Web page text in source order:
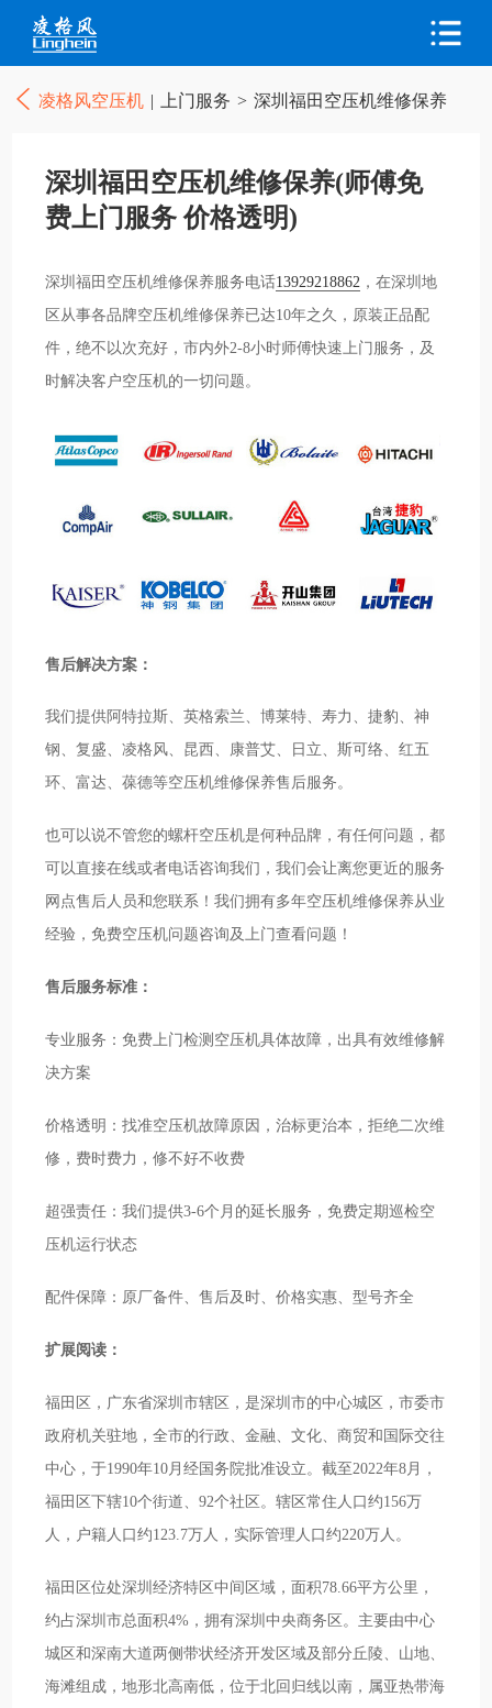
凌格风空压机 | 上门服务 > 深圳福田空压机维修保养
深圳福田空压机维修保养(师傅免
费上门服务 价格透明)
深圳福田空压机维修保养服务电话13929218862 ，在深圳地
区从事各品牌空压机维修保养已达10年之久，原装正品配
件，绝不以次充好，市内外2-8小时师傅快速上门服务，及
时解决客户空压机的一切问题。
售后解决方案：
我们提供阿特拉斯、英格索兰、博莱特、寿力、捷豹、神
钢、复盛、凌格风、昆西、康普艾、日立、斯可络、红五
环、富达、葆德等空压机维修保养售后服务。
也可以说不管您的螺杆空压机是何种品牌，有任何问题，都
可以直接在线或者电话咨询我们，我们会让离您更近的服务
网点售后人员和您联系！我们拥有多年空压机维修保养从业
经验，免费空压机问题咨询及上门查看问题！
售后服务标准：
专业服务：免费上门检测空压机具体故障，出具有效维修解
决方案
价格透明：找准空压机故障原因，治标更治本，拒绝二次维
修，费时费力，修不好不收费
超强责任：我们提供3-6个月的延长服务，免费定期巡检空
压机运行状态
配件保障：原厂备件、售后及时、价格实惠、型号齐全
扩展阅读：
福田区，广东省深圳市辖区，是深圳市的中心城区，市委市
政府机关驻地，全市的行政、金融、文化、商贸和国际交往
中心，于1990年10月经国务院批准设立。截至2022年8月，
福田区下辖10个街道、92个社区。辖区常住人口约156万
人，户籍人口约123.7万人，实际管理人口约220万人。
福田区位处深圳经济特区中间区域，面积78.66平方公里，
约占深圳市总面积4%，拥有深圳中央商务区。主要由中心
城区和深南大道两侧带状经济开发区域及部分丘陵、山地、
海滩组成，地形北高南低，位于北回归线以南，属亚热带海